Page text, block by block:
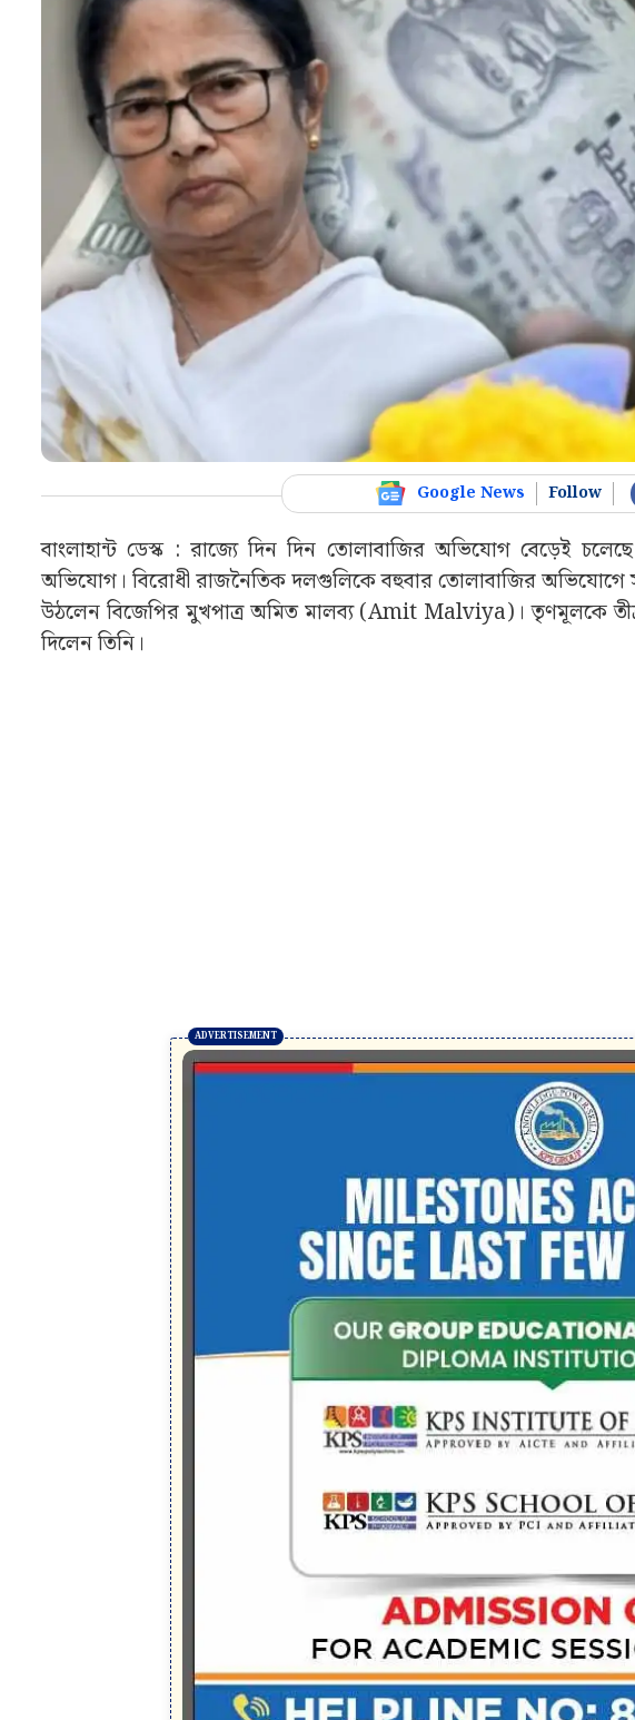
Google News Follow
বাংলাহান্ট ডেস্ক : রাজ্যে দিন দিন তোলাবাজির অভিযোগ বেড়েই
অভিযোগ। বিরোধী রাজনৈতিক দলগুলিকে বহুবার তোলাবাজির অভিযোগে
উঠলেন বিজেপির মুখপাত্র অমিত মালব্য (Amit Malviya)। তৃণমূলকে
দিলেন তিনি।